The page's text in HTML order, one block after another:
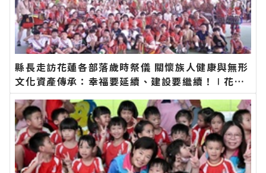
縣長走訪花蓮各部落歲時祭儀 關懷族人健康與無形
文化資產傳承：幸福要延續、建設要繼續！∣花蓮
新聞網官方網站各類新聞－最快速的今日新聞報導
最新的在地資訊！